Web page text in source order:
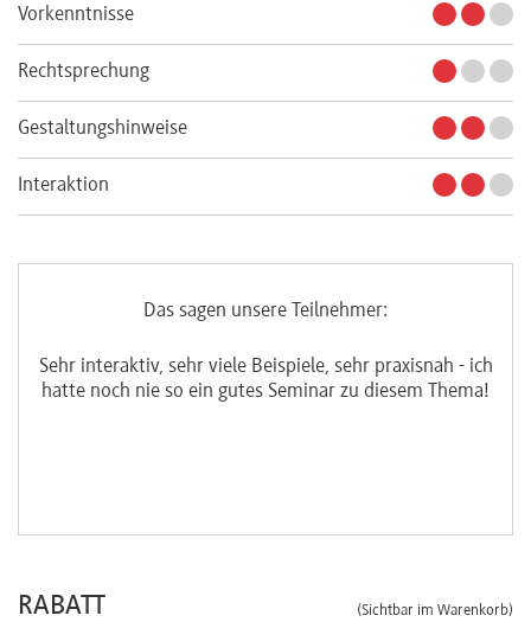
Vorkenntnisse
Rechtsprechung
Gestaltungshinweise
Interaktion
Das sagen unsere Teilnehmer:
Sehr interaktiv, sehr viele Beispiele, sehr praxisnah - ich
hatte noch nie so ein gutes Seminar zu diesem Thema!
RABATT (Sichtbar im Warenkorb)